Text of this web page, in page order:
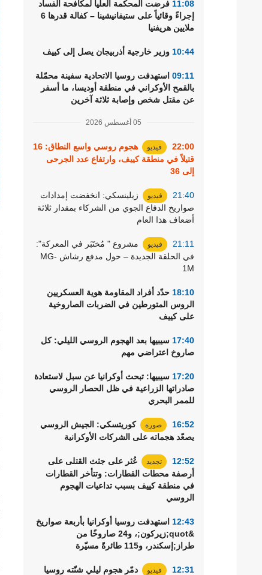
رياضة
11:08 فرضت المحكمة العليا لمكافحة الفساد
إجراءً وقائياً على ستيفانيشينا – كفالة قدرها 6
ملايين هريفنيا
10:44 وزير خارجية أذربيجان يصل إلى كييف
09:11 استهدفت روسيا الاتحادية سفينة محمّلة
بالقمح الأوكراني في منطقة أوديسا، ما أسفر
عن مقتل شخص وإصابة ثلاثة آخرين
05 أغسطس 2026
22:00 فيديو
هجوم روسي واسع النطاق: 16
قتيلاً في منطقة كييف، وارتفاع عدد الجرحى
إلى 36
21:40 فيديو
زيلينسكي: انخفضت إمدادات
صواريخ الدفاع الجوي من الشركاء بمقدار ثلاثة
أضعاف هذا العام
21:11 فيديو
مشروع " مُختَبَر في المعركة":
في الحلقة الجديدة – حول مدفع رشاش MG-
1M
18:10 حدّد أفراد المقاومة هوية العسكريين
الروس المتورطين في الضربات الصاروخية
على كييف
17:40 سيبيها بعد الهجوم الروسي الليلي: كل
صاروخ اعتراضي مهم
17:20 سيبيها: تبحث أوكرانيا عن سبل لاستعادة
صادراتها الزراعية في ظل الحصار الروسي
للممر البحري
16:52 صورة
كوريتسكي: الجيش الروسي
يصعّد هجماته على الشركات الأوكرانية
12:52 تجديد
عُثر على جثث القتلى على
أرصفة محطات القطارات: وتتأخر القطارات
في منطقة كييف بسبب تداعيات الهجوم
الروسي
12:43 استهدفت روسيا أوكرانيا بأربعة صواريخ
&quot;زيركون;، و24 صاروخًا من
طراز;إسكندر، و115 طائرةً مسيّرة
12:31 فيديو
دمّر هجوم ليلي شنّته روسيا